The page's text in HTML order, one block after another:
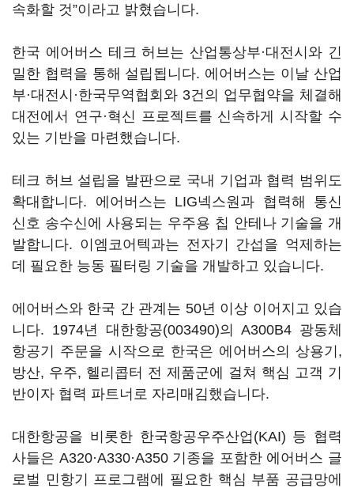
속화할 것”이라고 밝혔습니다.
한국 에어버스 테크 허브는 산업통상부·대전시와 긴
밀한 협력을 통해 설립됩니다. 에어버스는 이날 산업
부·대전시·한국무역협회와 3건의 업무협약을 체결해
대전에서 연구·혁신 프로젝트를 신속하게 시작할 수
있는 기반을 마련했습니다.
테크 허브 설립을 발판으로 국내 기업과 협력 범위도
확대합니다. 에어버스는 LIG넥스원과 협력해 통신
신호 송수신에 사용되는 우주용 칩 안테나 기술을 개
발합니다. 이엠코어텍과는 전자기 간섭을 억제하는
데 필요한 능동 필터링 기술을 개발하고 있습니다.
에어버스와 한국 간 관계는 50년 이상 이어지고 있습
니다. 1974년 대한항공(003490)의 A300B4 광동체
항공기 주문을 시작으로 한국은 에어버스의 상용기,
방산, 우주, 헬리콥터 전 제품군에 걸쳐 핵심 고객 기
반이자 협력 파트너로 자리매김했습니다.
대한항공을 비롯한 한국항공우주산업(KAI) 등 협력
사들은 A320·A330·A350 기종을 포함한 에어버스 글
로벌 민항기 프로그램에 필요한 핵심 부품 공급망에